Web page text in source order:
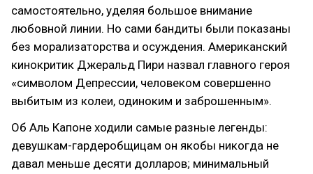
самостоятельно, уделяя большое внимание
любовной линии. Но сами бандиты были показаны
без морализаторства и осуждения. Американский
кинокритик Джеральд Пири назвал главного героя
«символом Депрессии, человеком совершенно
выбитым из колеи, одиноким и заброшенным».
Об Аль Капоне ходили самые разные легенды:
девушкам-гардеробщицам он якобы никогда не
давал меньше десяти долларов; минимальный